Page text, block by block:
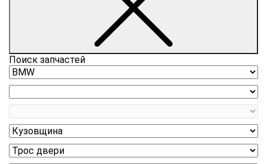
Поиск запчастей